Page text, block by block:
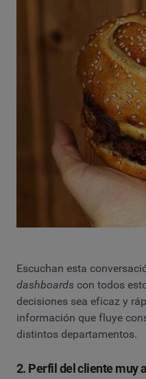
Escuchan esta
dashboards con todos
decisiones sea eficaz y
información que fluye
distintos departamentos.
2. Perfil del cliente muy